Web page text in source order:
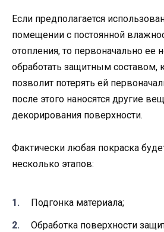
Если предполагается
помещении с постоянной
отопления, то первоначально ее
обработать защитным составом,
позволит потерять ей
после этого наносятся другие
декорирования поверхности.
Фактически любая покраска
несколько этапов:
Подгонка материала;
Обработка поверхности